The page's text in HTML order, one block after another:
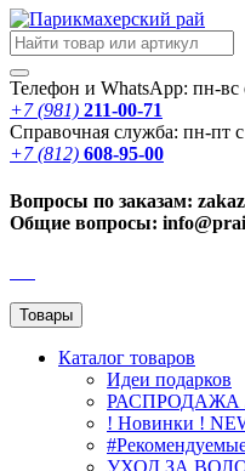
Телефон и WhatsApp: пн-вс
+7 (981) 211-00-71
Справочная служба: пн-пт
+7 (812) 608-95-00
Вопросы по заказам:
Общие вопросы:
Товары
Каталог товаров
Идеи подарков
РАСПРОДАЖА /
! Новинки !
УХОД ЗА